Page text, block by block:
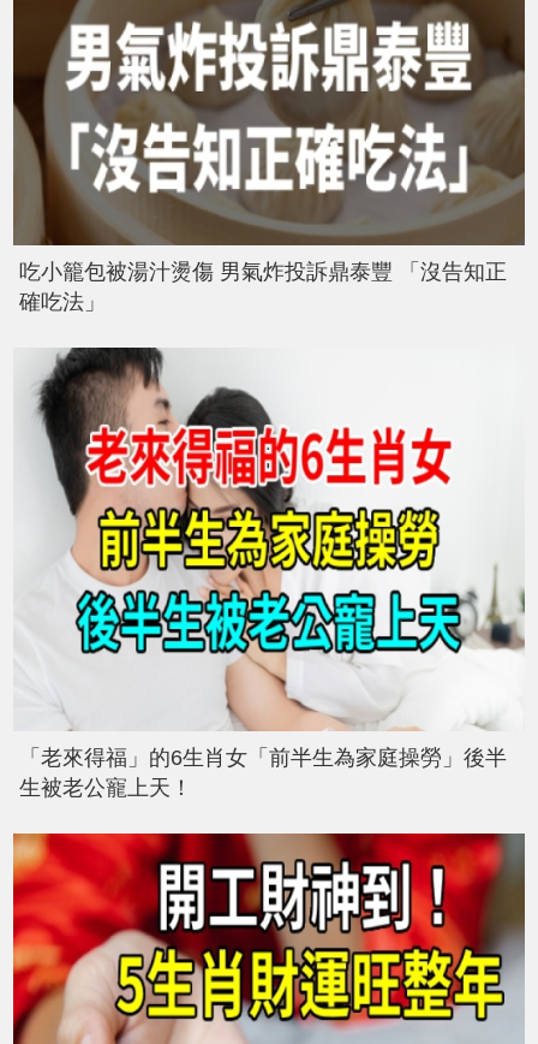
吃小籠包被湯汁燙傷 男氣炸投訴鼎泰豐 「沒告知正
確吃法」
「老來得福」的6生肖女「前半生為家庭操勞」後半
生被老公寵上天！